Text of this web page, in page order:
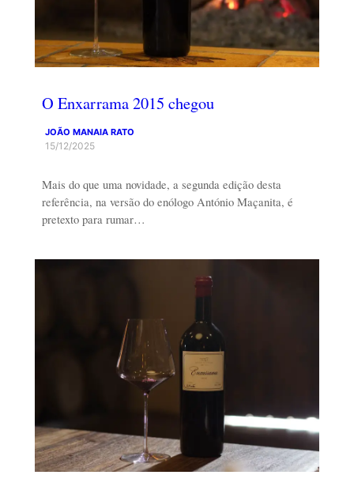
O Enxarrama 2015 chegou
JOÃO MANAIA RATO
15/12/2025
Mais do que uma novidade, a segunda edição desta
referência, na versão do enólogo António Maçanita, é
pretexto para rumar…